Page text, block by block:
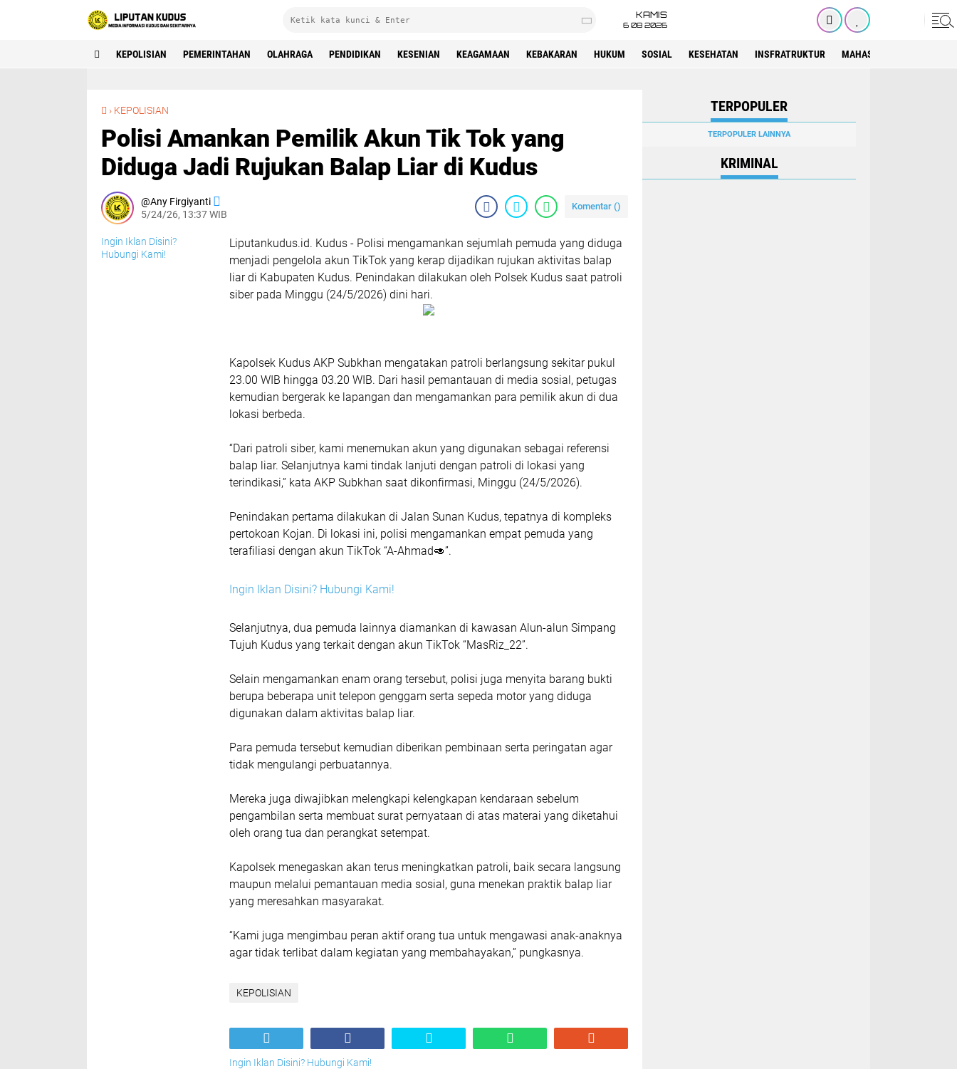
KAMIS
6 08 2026
KEPOLISIAN PEMERINTAHAN OLAHRAGA PENDIDIKAN KESENIAN KEAGAMAAN KEBAKARAN HUKUM SOSIAL KESEHATAN INSFRATRUKTUR MAHASISWA
› KEPOLISIAN
Polisi Amankan Pemilik Akun Tik Tok yang
Diduga Jadi Rujukan Balap Liar di Kudus
Any Firgiyanti
5/24/26, 13:37 WIB
Komentar ()
Ingin Iklan Disini?
Hubungi Kami!
Liputankudus.id. Kudus - Polisi mengamankan sejumlah pemuda yang diduga
menjadi pengelola akun TikTok yang kerap dijadikan rujukan aktivitas balap
liar di Kabupaten Kudus. Penindakan dilakukan oleh Polsek Kudus saat patroli
siber pada Minggu (24/5/2026) dini hari.
Kapolsek Kudus AKP Subkhan mengatakan patroli berlangsung sekitar pukul
23.00 WIB hingga 03.20 WIB. Dari hasil pemantauan di media sosial, petugas
kemudian bergerak ke lapangan dan mengamankan para pemilik akun di dua
lokasi berbeda.
“Dari patroli siber, kami menemukan akun yang digunakan sebagai referensi
balap liar. Selanjutnya kami tindak lanjuti dengan patroli di lokasi yang
terindikasi,” kata AKP Subkhan saat dikonfirmasi, Minggu (24/5/2026).
Penindakan pertama dilakukan di Jalan Sunan Kudus, tepatnya di kompleks
pertokoan Kojan. Di lokasi ini, polisi mengamankan empat pemuda yang
terafiliasi dengan akun TikTok “A-Ahmad🥑”.
Ingin Iklan Disini? Hubungi Kami!
Selanjutnya, dua pemuda lainnya diamankan di kawasan Alun-alun Simpang
Tujuh Kudus yang terkait dengan akun TikTok “MasRiz_22”.
Selain mengamankan enam orang tersebut, polisi juga menyita barang bukti
berupa beberapa unit telepon genggam serta sepeda motor yang diduga
digunakan dalam aktivitas balap liar.
Para pemuda tersebut kemudian diberikan pembinaan serta peringatan agar
tidak mengulangi perbuatannya.
Mereka juga diwajibkan melengkapi kelengkapan kendaraan sebelum
pengambilan serta membuat surat pernyataan di atas materai yang diketahui
oleh orang tua dan perangkat setempat.
Kapolsek menegaskan akan terus meningkatkan patroli, baik secara langsung
maupun melalui pemantauan media sosial, guna menekan praktik balap liar
yang meresahkan masyarakat.
“Kami juga mengimbau peran aktif orang tua untuk mengawasi anak-anaknya
agar tidak terlibat dalam kegiatan yang membahayakan,” pungkasnya.
KEPOLISIAN
Ingin Iklan Disini? Hubungi Kami!
TERPOPULER
TERPOPULER LAINNYA
KRIMINAL